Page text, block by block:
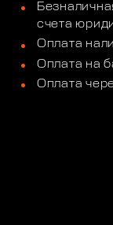
счета
Оплата
Оплата на
Оплата